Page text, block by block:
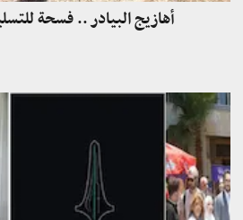
أهازيج البيادر .. فسحة